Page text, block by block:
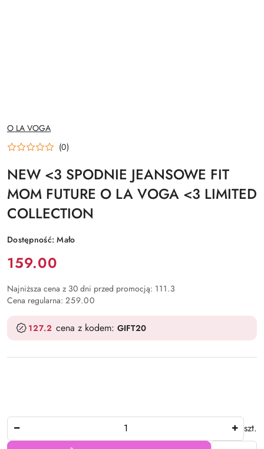
NAZWA
PRODUCENTA:
O LA VOGA
(0)
NEW <3 SPODNIE JEANSOWE FIT
MOM FUTURE O LA VOGA <3 LIMITED
COLLECTION
Dostępność:Mało
Cena:
159.00
Najniższa cena z 30 dni przed promocją: 111.3
Cena regularna: 259.00
127.2 cena z kodem: GIFT20
szt.